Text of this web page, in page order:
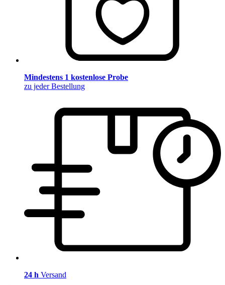
Mindestens 1 kostenlose Probe
zu jeder Bestellung
24 h Versand